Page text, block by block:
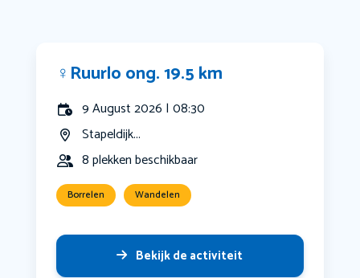
‍♀️Ruurlo ong. 19.5 km
9 August 2026 | 08:30
Stapeldijk...
8 plekken beschikbaar
Borrelen Wandelen
Bekijk de activiteit